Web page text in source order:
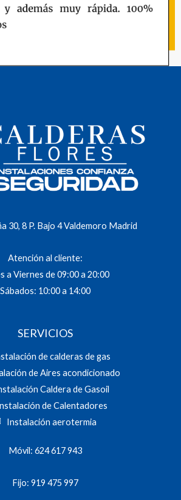
30, 8 P. Bajo 4 Valdemoro Madrid
Atención al cliente:
a Viernes de 09:00 a 20:00
Sábados: 10:00 a 14:00
SERVICIOS
de calderas de gas
de Aires acondicionado
Caldera de Gasoil
de Calentadores
Instalación aerotermia
Móvil: 624 617 943
Fijo: 919 475 997